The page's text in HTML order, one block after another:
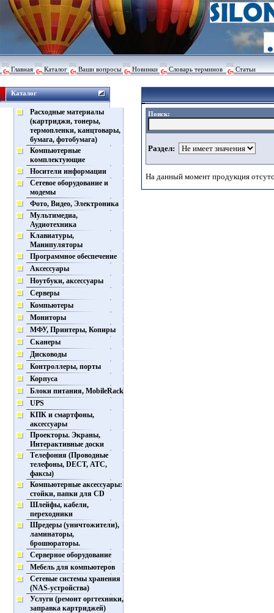
Главная Каталог Ваши вопросы Новинки Словарь терминов Статьи
Каталог
Расходные материалы
(картриджи, тонеры,
термопленки, канцтовары,
бумага, фотобумага)
Компьютерные
комплектующие
Носители информации
Сетевое оборудование и
модемы
Фото, Видео, Электроника
Мультимедиа,
Аудиотехника
Клавиатуры,
Манипуляторы
Программное обеспечение
Аксессуары
Ноутбуки, аксессуары
Серверы
Компьютеры
Мониторы
МФУ, Принтеры, Копиры
Сканеры
Дисководы
Контроллеры, порты
Корпуса
Блоки питания, MobileRack
UPS
КПК и смартфоны,
аксессуары
Проекторы. Экраны,
Интерактивные доски
Телефония (Проводные
телефоны, DECT, АТС,
факсы)
Компьютерные аксессуары:
стойки, папки для CD
Шлейфы, кабели,
переходники
Шредеры (уничтожители),
ламинаторы,
брошюраторы.
Серверное оборудование
Мебель для компьютеров
Сетевые системы хранения
(NAS-устройства)
Услуги (ремонт оргтехники,
заправка картриджей)
Поиск:
Раздел:
На данный момент продукция